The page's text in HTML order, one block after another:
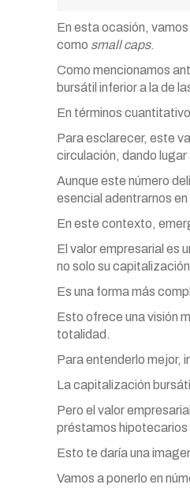
En esta ocasión,
como small caps.
Como mencionamos
bursátil inferior a la de
En términos
Para esclarecer, este
circulación, dando lugar
Aunque este número
esencial adentrarnos
En este contexto,
El valor empresarial es
no solo su
Es una forma más
Esto ofrece una visión
totalidad.
Para entenderlo mejor,
La capitalización
Pero el valor
préstamos
Esto te daría una
Vamos a ponerlo en